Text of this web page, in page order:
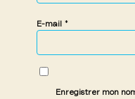
E-mail *
Enregistrer mon